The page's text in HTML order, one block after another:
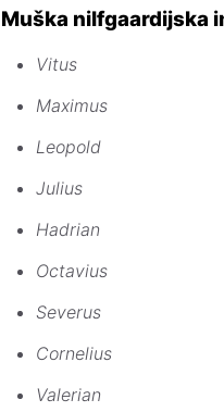
Muška nilfgaardijska
Vitus
Maximus
Leopold
Julius
Hadrian
Octavius
Severus
Cornelius
Valerian